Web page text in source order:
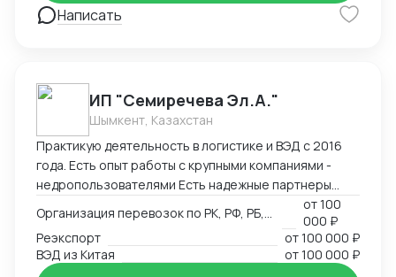
сборных и генеральных грузов с ежедневным
преимущества: Таможенное оформление под ключ
Собственный парк температурных контейнеров
Персональный менеджер 24/7 Фиксированные
сроки доставки
Написать
ИП "Семиречева Эл.А."
Шымкент, Казахстан
Практикую деятельность в логистике и ВЭД с 2016
года. Есть опыт работы с крупными компаниями -
недропользователями Есть надежные партнеры
(сертификация, таможенное офрмление, частные
перевозчики)
от100
000 ₽
Реэкспорт
от100 000 ₽
ВЭД из Китая
от100 000 ₽